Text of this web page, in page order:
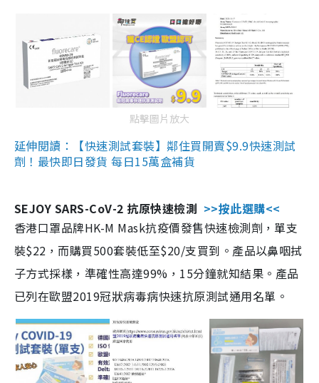
點擊圖片放大
延伸閱讀：【快速測試套裝】鄰住買開賣$9.9快速測試
劑！最快即日發貨 每日15萬盒補貨
SEJOY SARS-CoV-2 抗原快速檢測 >>按此選購<<
香港口罩品牌HK-M Mask抗疫價發售快速檢測劑，單支
裝$22，而購買500套裝低至$20/支買到。產品以鼻咽拭
子方式採樣，準確性高達99%，15分鐘就知結果。產品
已列在歐盟2019冠狀病毒病快速抗原測試通用名單。